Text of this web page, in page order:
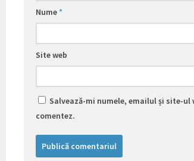
Nume*
Site web
Salvează-mi numele, emailul și site-
comentez.